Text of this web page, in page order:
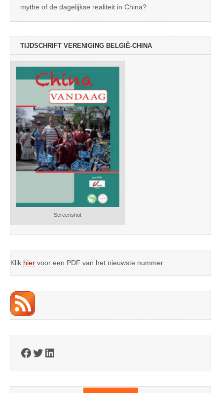
mythe of de dagelijkse realiteit in China?
TIJDSCHRIFT VERENIGING BELGIË-CHINA
Screenshot
Klik hier voor een PDF van het nieuwste nummer
Facebook
Twitter
LinkedIn